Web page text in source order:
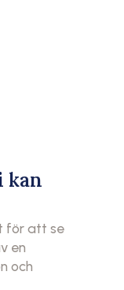
kan
för att se
en
och